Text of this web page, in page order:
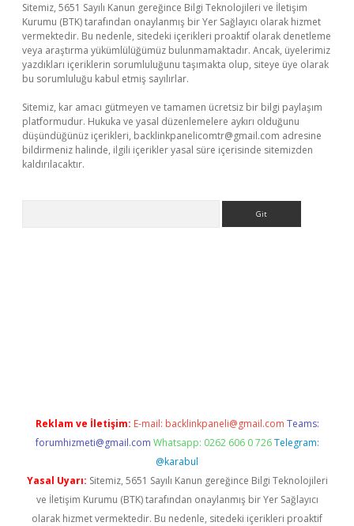
Sitemiz, 5651 Sayılı Kanun gereğince Bilgi Teknolojileri ve İletişim
Kurumu (BTK) tarafından onaylanmış bir Yer Sağlayıcı olarak hizmet
vermektedir. Bu nedenle, sitedeki içerikleri proaktif olarak denetleme
veya araştırma yükümlülüğümüz bulunmamaktadır. Ancak, üyelerimiz
yazdıkları içeriklerin sorumluluğunu taşımakta olup, siteye üye olarak
bu sorumluluğu kabul etmiş sayılırlar.
Sitemiz, kar amacı gütmeyen ve tamamen ücretsiz bir bilgi paylaşım
platformudur. Hukuka ve yasal düzenlemelere aykırı olduğunu
düşündüğünüz içerikleri, backlinkpanelicomtr@gmail.com adresine
bildirmeniz halinde, ilgili içerikler yasal süre içerisinde sitemizden
kaldırılacaktır.
Reklam ve İletişim: E-mail: backlinkpaneli@gmail.com Teams:
forumhizmeti@gmail.com Whatsapp: 0262 606 0 726 Telegram:
@karabul
Yasal Uyarı: Sitemiz, 5651 Sayılı Kanun gereğince Bilgi Teknolojileri
ve İletişim Kurumu (BTK) tarafından onaylanmış bir Yer Sağlayıcı
olarak hizmet vermektedir. Bu nedenle, sitedeki içerikleri proaktif